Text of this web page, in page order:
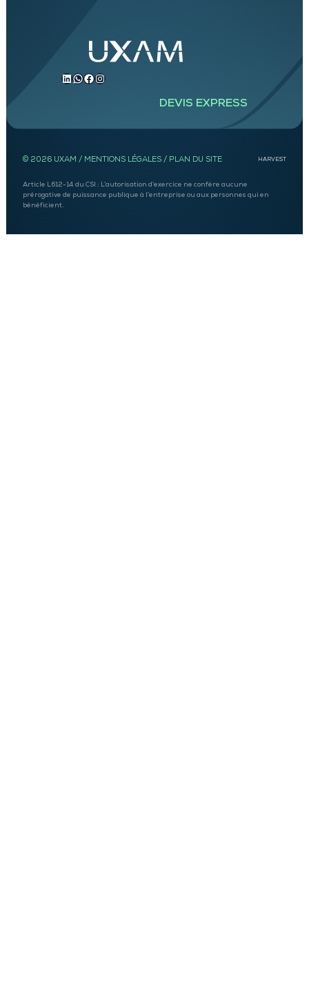
LinkedIn WhatsApp Facebook Instagram
DEVIS EXPRESS
© 2026 UXAM / MENTIONS LÉGALES/ PLAN DU SITE HARVEST
Article L612-14 du CSI : L’autorisation d’exercice ne confère aucune
prérogative de puissance publique à l’entreprise ou aux personnes qui en
bénéficient.